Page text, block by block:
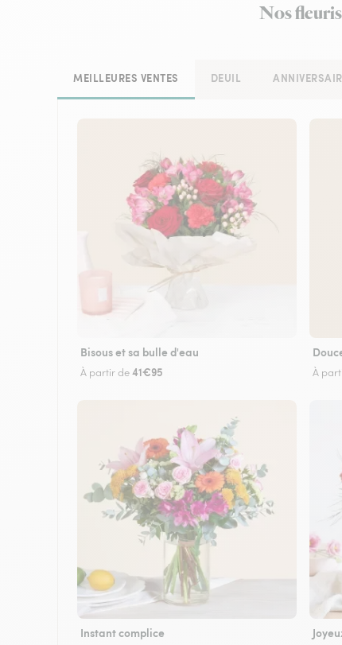
Nos
MEILLEURES VENTES DEUIL
Bisous et sa bulle d'eau
À partir de41€95 À
Instant complice